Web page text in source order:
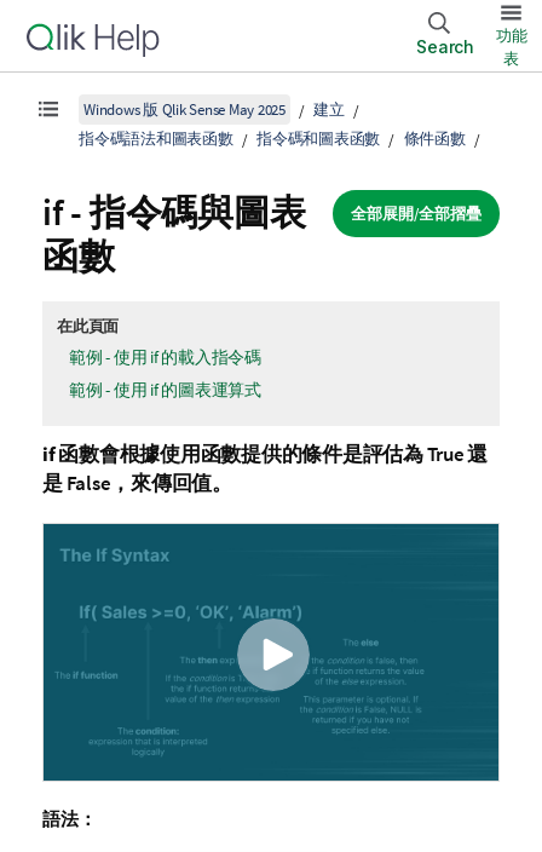
Search
功能
表
Windows 版 Qlik Sense May 2025
建立
指令碼語法和圖表函數
指令碼和圖表函數 條件函數
全部展開/全部摺疊
if - 指令碼與圖表
函數
在此頁面
範例 - 使用 if 的載入指令碼
範例 - 使用 if 的圖表運算式
if函數會根據使用函數提供的條件是評估為True還
是False ，來傳回值。
語法：